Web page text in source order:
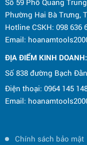
Số 59 Phố Quang
Phường Hai Bà Trưng,
Hotline CSKH: 098 636
Email:
ĐỊA ĐIỂM KINH DOANH:
Số 838 đường Bạch
Điện thoại: 0964 145
Email:
Chính sách bảo mật